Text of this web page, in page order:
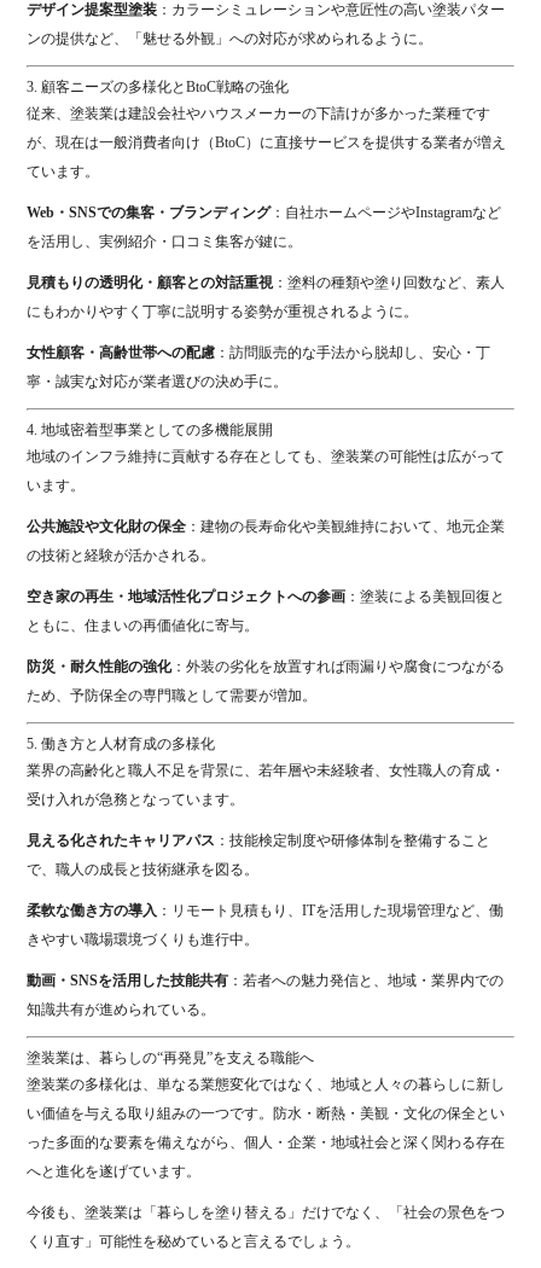
デザイン提案型塗装 ：カラーシミュレーションや意匠性の高い塗装パター
ンの提供など、「魅せる外観」への対応が求められるように。
3. 顧客ニーズの多様化とBtoC戦略の強化
従来、塗装業は建設会社やハウスメーカーの下請けが多かった業種です
が、現在は一般消費者向け（BtoC）に直接サービスを提供する業者が増え
ています。
Web・SNSでの集客・ブランディング：自社ホームページやInstagramなど
を活用し、実例紹介・口コミ集客が鍵に。
見積もりの透明化・顧客との対話重視：塗料の種類や塗り回数など、素人
にもわかりやすく丁寧に説明する姿勢が重視されるように。
女性顧客・高齢世帯への配慮 ：訪問販売的な手法から脱却し、安心・丁
寧・誠実な対応が業者選びの決め手に。
4. 地域密着型事業としての多機能展開
地域のインフラ維持に貢献する存在としても、塗装業の可能性は広がって
います。
公共施設や文化財の保全 ：建物の長寿命化や美観維持において、地元企業
の技術と経験が活かされる。
空き家の再生・地域活性化プロジェクトへの参画 ：塗装による美観回復と
ともに、住まいの再価値化に寄与。
防災・耐久性能の強化：外装の劣化を放置すれば雨漏りや腐食につながる
ため、予防保全の専門職として需要が増加。
5. 働き方と人材育成の多様化
業界の高齢化と職人不足を背景に、若年層や未経験者、女性職人の育成・
受け入れが急務となっています。
見える化されたキャリアパス ：技能検定制度や研修体制を整備すること
で、職人の成長と技術継承を図る。
柔軟な働き方の導入 ：リモート見積もり、ITを活用した現場管理など、働
きやすい職場環境づくりも進行中。
動画・SNSを活用した技能共有 ：若者への魅力発信と、地域・業界内での
知識共有が進められている。
塗装業は、暮らしの“再発見”を支える職能へ
塗装業の多様化は、単なる業態変化ではなく、地域と人々の暮らしに新し
い価値を与える取り組みの一つです。防水・断熱・美観・文化の保全とい
った多面的な要素を備えながら、個人・企業・地域社会と深く関わる存在
へと進化を遂げています。
今後も、塗装業は「暮らしを塗り替える」だけでなく、「社会の景色をつ
くり直す」可能性を秘めていると言えるでしょう。